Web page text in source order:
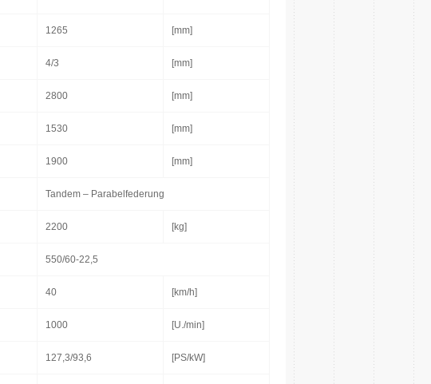
1265 [mm]
4/3 [mm]
2800 [mm]
1530 [mm]
1900 [mm]
Tandem – Parabelfederung
2200 [kg]
550/60-22,5
40 [km/h]
1000 [U./min]
127,3/93,6 [PS/kW]